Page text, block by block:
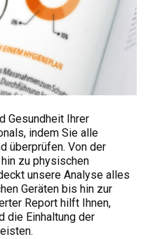
Gesundheit Ihrer
indem Sie alle
überprüfen. Von der
zu physischen
unsere Analyse alles
Geräten bis hin zur
Report hilft Ihnen,
die Einhaltung der